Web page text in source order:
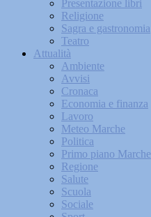
Presentazione libri
Religione
Sagra e gastronomia
Teatro
Attualità
Ambiente
Avvisi
Cronaca
Economia e finanza
Lavoro
Meteo Marche
Politica
Primo piano Marche
Regione
Salute
Scuola
Sociale